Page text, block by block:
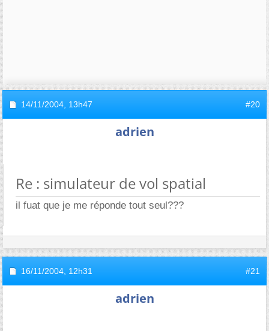
14/11/2004, 13h47 #20
adrien
Re : simulateur de vol spatial
il fuat que je me réponde tout seul???
16/11/2004, 12h31 #21
adrien